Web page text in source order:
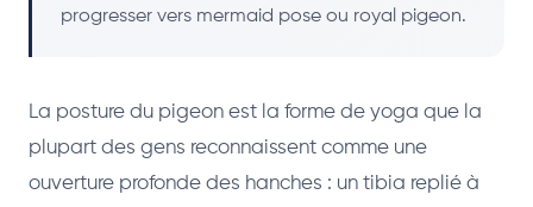
progresser vers mermaid pose ou royal pigeon.
La posture du pigeon est la forme de yoga que la
plupart des gens reconnaissent comme une
ouverture profonde des hanches : un tibia replié à